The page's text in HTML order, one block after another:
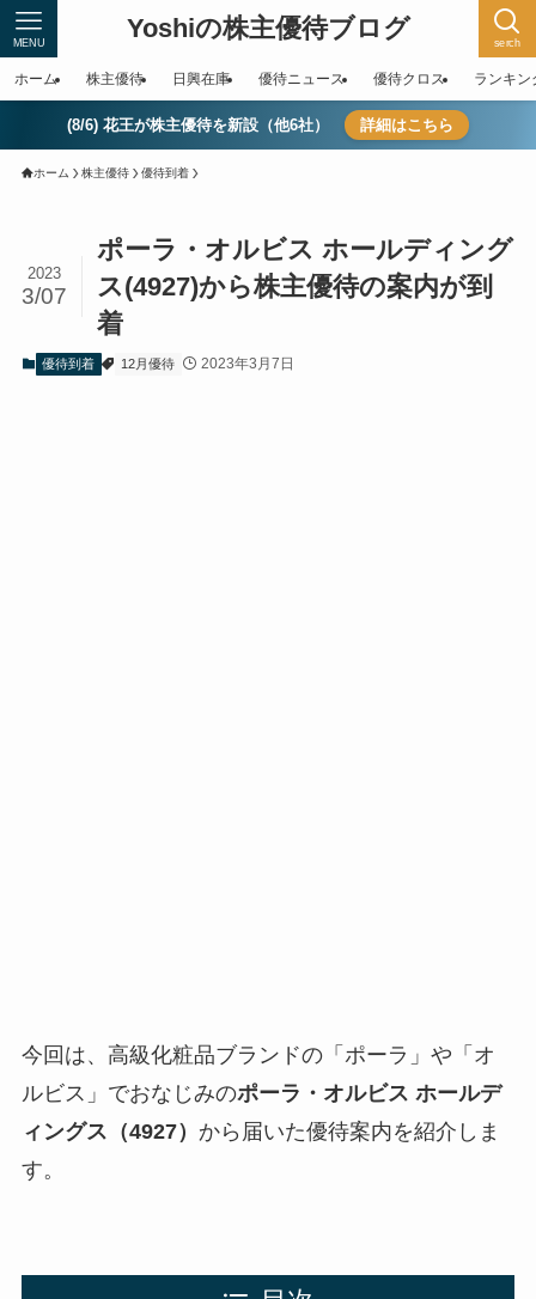
Yoshiの株主優待ブログ serch
MENU
ホーム 株主優待 日興在庫 優待ニュース 優待クロス ランキン
(8/6) 花王が株主優待を新設（他6社） 詳細はこちら
ホーム 株主優待 優待到着
ポーラ・オルビス ホールディング
ス(4927)から株主優待の案内が到
着
2023
3/07
優待到着 12月優待 2023年3月7日
今回は、高級化粧品ブランドの「ポーラ」や「オ
ルビス」でおなじみのポーラ・オルビス ホールデ
ィングス（4927） から届いた優待案内を紹介しま
す。